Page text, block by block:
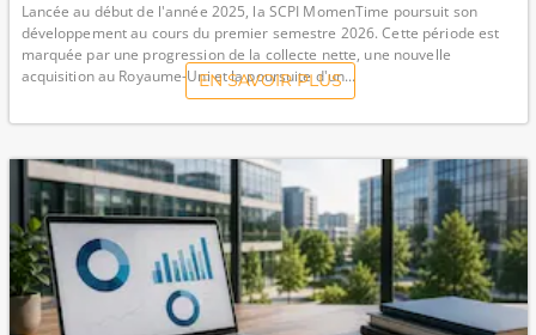
Lancée au début de l'année 2025, la SCPI MomenTime poursuit son
développement au cours du premier semestre 2026. Cette période est
marquée par une progression de la collecte nette, une nouvelle
acquisition au Royaume-Uni et la poursuite d'un...
EN SAVOIR PLUS